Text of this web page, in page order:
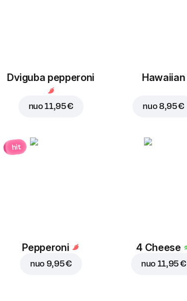
Dviguba pepperoni
nuo11,95 €
Hawaiian
nuo 8,95 €
hit
Pepperoni
nuo 9,95 €
4 Cheese
nuo 11,95 €